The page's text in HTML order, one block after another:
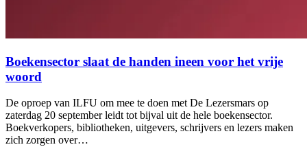
Boekensector slaat de handen ineen voor het vrije
woord
De oproep van ILFU om mee te doen met De Lezersmars op
zaterdag 20 september leidt tot bijval uit de hele boekensector.
Boekverkopers, bibliotheken, uitgevers, schrijvers en lezers maken
zich zorgen over…